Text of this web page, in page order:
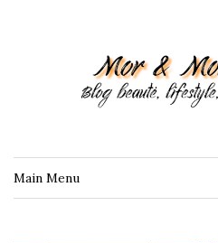
Main Menu